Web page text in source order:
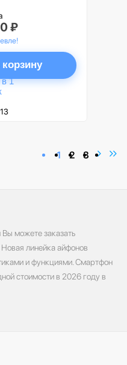
₽
в 1
1 2 3
можете заказать
линейка айфонов
и функциями. Смартфон
стоимости в 2026 году в